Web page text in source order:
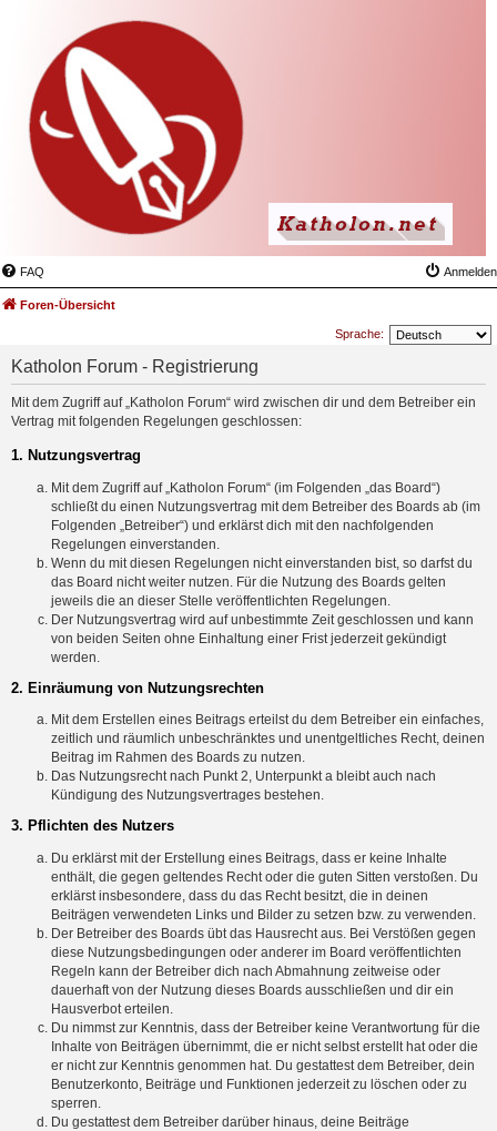
FAQ Anmelden
Foren-Übersicht
Sprache:
Katholon Forum - Registrierung
Mit dem Zugriff auf „Katholon Forum“ wird zwischen dir und dem Betreiber ein
Vertrag mit folgenden Regelungen geschlossen:
1. Nutzungsvertrag
Mit dem Zugriff auf „Katholon Forum“ (im Folgenden „das Board“)
schließt du einen Nutzungsvertrag mit dem Betreiber des Boards ab (im
Folgenden „Betreiber“) und erklärst dich mit den nachfolgenden
Regelungen einverstanden.
Wenn du mit diesen Regelungen nicht einverstanden bist, so darfst du
das Board nicht weiter nutzen. Für die Nutzung des Boards gelten
jeweils die an dieser Stelle veröffentlichten Regelungen.
Der Nutzungsvertrag wird auf unbestimmte Zeit geschlossen und kann
von beiden Seiten ohne Einhaltung einer Frist jederzeit gekündigt
werden.
2. Einräumung von Nutzungsrechten
Mit dem Erstellen eines Beitrags erteilst du dem Betreiber ein einfaches,
zeitlich und räumlich unbeschränktes und unentgeltliches Recht, deinen
Beitrag im Rahmen des Boards zu nutzen.
Das Nutzungsrecht nach Punkt 2, Unterpunkt a bleibt auch nach
Kündigung des Nutzungsvertrages bestehen.
3. Pflichten des Nutzers
Du erklärst mit der Erstellung eines Beitrags, dass er keine Inhalte
enthält, die gegen geltendes Recht oder die guten Sitten verstoßen. Du
erklärst insbesondere, dass du das Recht besitzt, die in deinen
Beiträgen verwendeten Links und Bilder zu setzen bzw. zu verwenden.
Der Betreiber des Boards übt das Hausrecht aus. Bei Verstößen gegen
diese Nutzungsbedingungen oder anderer im Board veröffentlichten
Regeln kann der Betreiber dich nach Abmahnung zeitweise oder
dauerhaft von der Nutzung dieses Boards ausschließen und dir ein
Hausverbot erteilen.
Du nimmst zur Kenntnis, dass der Betreiber keine Verantwortung für die
Inhalte von Beiträgen übernimmt, die er nicht selbst erstellt hat oder die
er nicht zur Kenntnis genommen hat. Du gestattest dem Betreiber, dein
Benutzerkonto, Beiträge und Funktionen jederzeit zu löschen oder zu
sperren.
Du gestattest dem Betreiber darüber hinaus, deine Beiträge